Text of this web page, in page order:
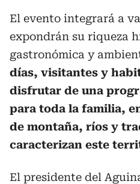
El evento integrará a
expondrán su riqueza
gastronómica y
días, visitantes y
disfrutar de una
para toda la familia,
de montaña, ríos y
caracterizan este
El presidente del